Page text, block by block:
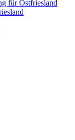
für Ostfriesland